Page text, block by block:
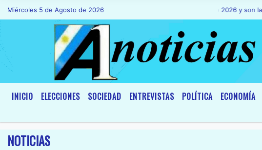
Miércoles 5 de Agosto de 2026Hoy es Miércoles 5 de Agosto de 2026 y son las 21:21 -
INICIO ELECCIONES SOCIEDAD ENTREVISTAS POLÍTICA ECONOMÍA
NOTICIAS